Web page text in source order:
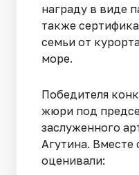
награду в виде
также
семьи от
море.
Победителя
жюри под
заслуженного
Агутина. Вместе
оценивали: